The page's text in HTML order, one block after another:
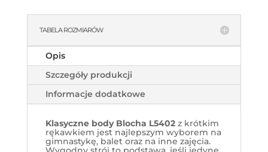
TABELA ROZMIARÓW
Opis
Szczegóły produkcji
Informacje dodatkowe
Klasyczne body Blocha L5402z krótkim
rękawkiem jest najlepszym wyborem na
gimnastykę, balet oraz na inne zajęcia.